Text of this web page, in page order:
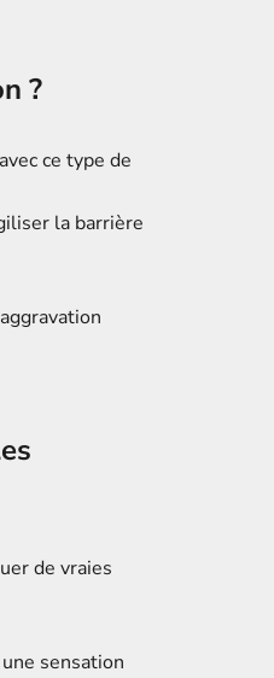
?
ce type de
la barrière
de vraies
sensation